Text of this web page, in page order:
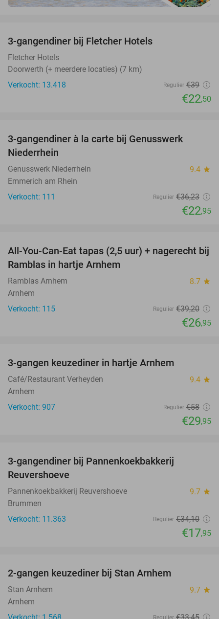
3-gangendiner bij Fletcher Hotels
Fletcher Hotels
Doorwerth (+ meerdere locaties) (7 km)
Verkocht: 13.418
Regulier €39
€22,50
3-gangendiner à la carte bij Genusswerk
Niederrhein
Genusswerk Niederrhein 9.4 star
Emmerich am Rhein
Verkocht: 111
Regulier €36,23
€22,95
31%
All-You-Can-Eat tapas (2,5 uur) + nagerecht bij
Ramblas in hartje Arnhem
Ramblas Arnhem 8.7 star
Arnhem
Verkocht: 115
Regulier €39,20
€26,95
3-gangen keuzediner in hartje Arnhem
Café/Restaurant Verheyden 9.4 star
Arnhem
Verkocht: 907
Regulier €58
€29,95
3-gangendiner bij Pannenkoekbakkerij
Reuvershoeve
Pannenkoekbakkerij Reuvershoeve 9.7 star
Brummen
Verkocht: 11.363
Regulier €34,10
€17,95
2-gangen keuzediner bij Stan Arnhem
Stan Arnhem 9.7 star
Arnhem
Regulier